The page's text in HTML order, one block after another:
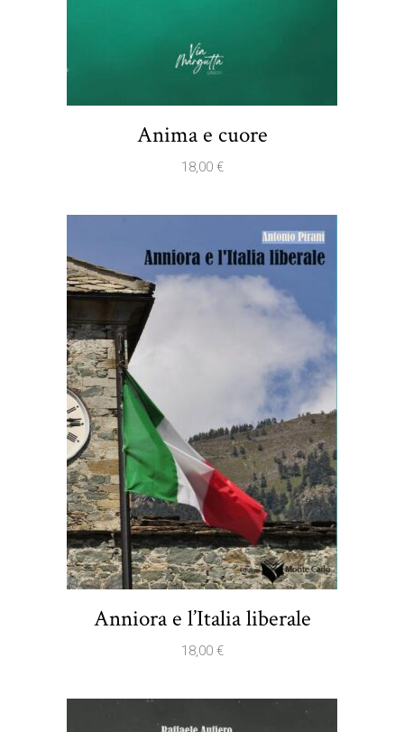
Anima e cuore
18,00 €
Anniora e l’Italia liberale
18,00 €